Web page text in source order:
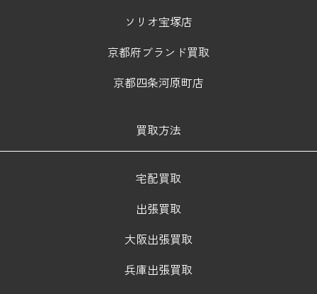
ソリオ宝塚店
京都府ブランド買取
京都四条河原町店
買取方法
宅配買取
出張買取
大阪出張買取
兵庫出張買取